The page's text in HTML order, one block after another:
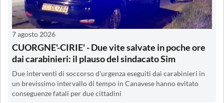
7 agosto 2026
CUORGNE'-CIRIE' - Due vite salvate in poche ore
dai carabinieri: il plauso del sindacato Sim
Due interventi di soccorso d'urgenza eseguiti dai carabinieri in
un brevissimo intervallo di tempo in Canavese hanno evitato
conseguenze fatali per due cittadini